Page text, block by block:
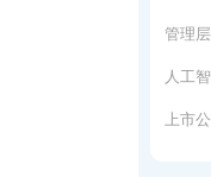
人工
上市